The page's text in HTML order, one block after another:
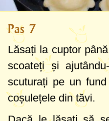
Pas 7
Lăsați la cuptor
scoateți și
scuturați pe un
coșulețele din tăvi.